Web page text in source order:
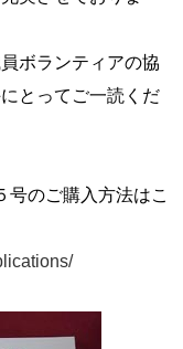
ボランティアの協
とってご一読くだ
号のご購入方法はこ